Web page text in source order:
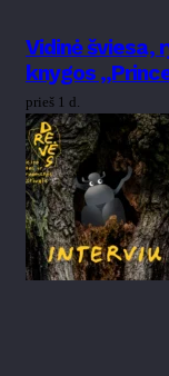
Vidinė šviesa,
knygos
prieš 1 d.